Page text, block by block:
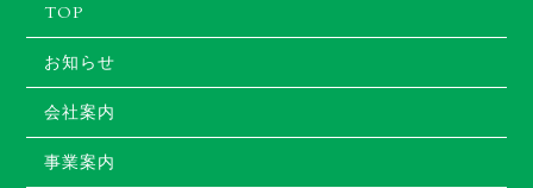
TOP
お知らせ
会社案内
事業案内